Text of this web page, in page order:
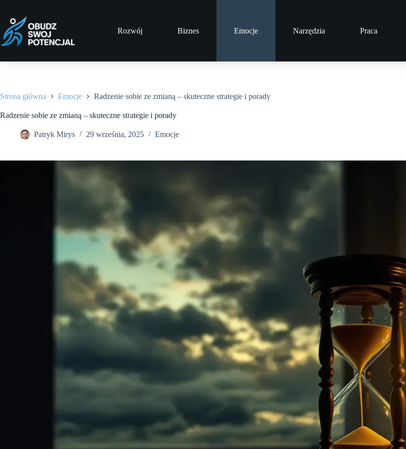
treści
Rozwój
Biznes Emocje Narzędzia Praca
Strona główna Emocje Radzenie sobie ze zmianą – skuteczne strategie i porady
Radzenie sobie ze zmianą – skuteczne strategie i porady
Patryk Mirys 29 września, 2025 Emocje